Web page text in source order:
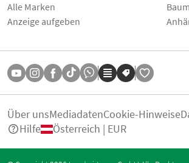
Alle Marken
Anzeige aufgeben
Über unsMediadatenCookie-Hinweise
Hilfe
Österreich | EUR